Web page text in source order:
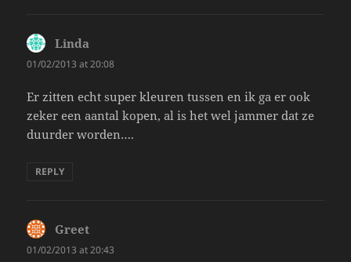
Linda
01/02/2013 at 20:08
Er zitten echt super kleuren tussen en ik ga er ook
zeker een aantal kopen, al is het wel jammer dat ze
duurder worden….
REPLY
Greet
01/02/2013 at 20:43